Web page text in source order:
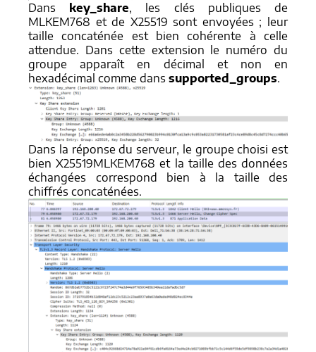
Dans key_share, les clés publiques de
MLKEM768 et de X25519 sont envoyées ; leur
taille concaténée est bien cohérente à celle
attendue. Dans cette extension le numéro du
groupe apparaît en décimal et non en
hexadécimal comme dans supported_groups.
Dans la réponse du serveur, le groupe choisi est
bien X25519MLKEM768 et la taille des données
échangées correspond bien à la taille des
chiffrés concaténées.